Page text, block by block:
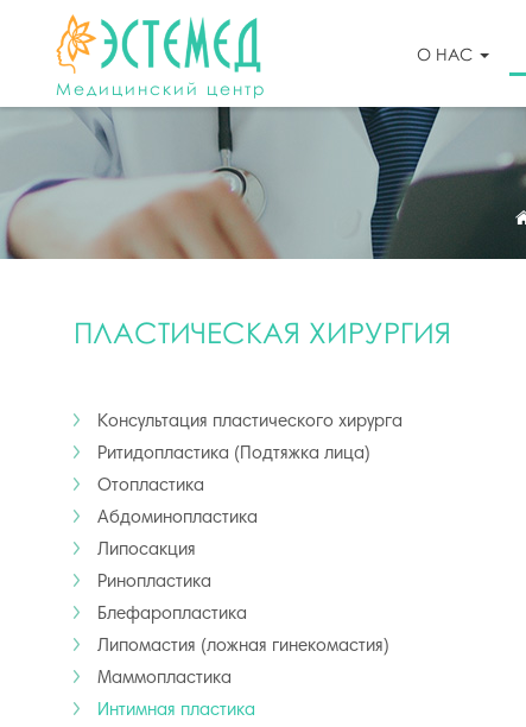
Медицинский центр
О НАС
ПЛАСТИЧЕСКАЯ ХИРУРГИЯ
Консультация пластического хирурга
Ритидопластика (Подтяжка лица)
Отопластика
Абдоминопластика
Липосакция
Ринопластика
Блефаропластика
Липомастия (ложная гинекомастия)
Маммопластика
Интимная пластика